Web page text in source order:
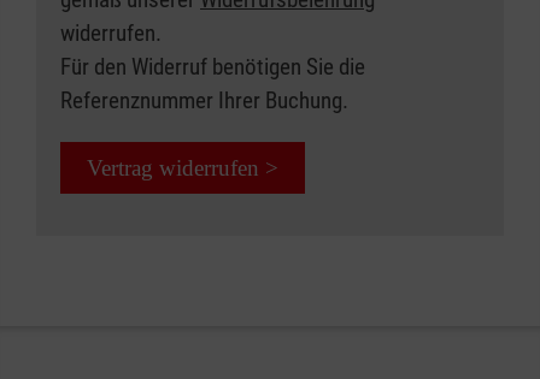
widerrufen.
Für den Widerruf benötigen Sie die
Referenznummer Ihrer Buchung.
Vertrag widerrufen >